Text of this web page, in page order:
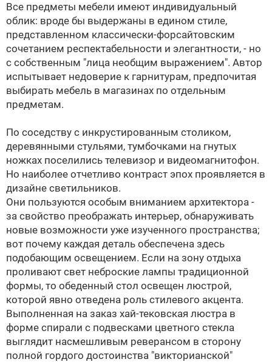
Все предметы мебели имеют индивидуальный
облик: вроде бы выдержаны в едином стиле,
представленном классически-форсайтовским
сочетанием респектабельности и элегантности, - но
с собственным "лица необщим выражением". Автор
испытывает недоверие к гарнитурам, предпочитая
выбирать мебель в магазинах по отдельным
предметам.
По соседству с инкрустированным столиком,
деревянными стульями, тумбочками на гнутых
ножках поселились телевизор и видеомагнитофон.
Но наиболее отчетливо контраст эпох проявляется в
дизайне светильников.
Они пользуются особым вниманием архитектора -
за свойство преображать интерьер, обнаруживать
новые возможности уже изученного пространства;
вот почему каждая деталь обеспечена здесь
подобающим освещением. Если на зону отдыха
проливают свет неброские лампы традиционной
формы, то обеденный стол освещен люстрой,
которой явно отведена роль стилевого акцента.
Выполненная на заказ хай-тековская люстра в
форме спирали с подвесками цветного стекла
выглядит насмешливым реверансом в сторону
полной гордого достоинства "викторианской"